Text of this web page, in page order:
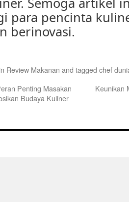
para pencinta
berinovasi.
Review Makanan and tagged chef
Penting Masakan
Budaya Kuliner
Keunikan